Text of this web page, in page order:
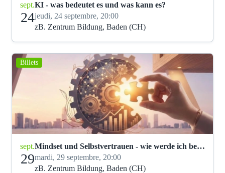
sept.
24
KI - was bedeutet es und was kann es?
jeudi, 24 septembre, 20:00
zB. Zentrum Bildung, Baden (CH)
Billets
sept.
29
Mindset und Selbstvertrauen - wie werde ich besser?
mardi, 29 septembre, 20:00
zB. Zentrum Bildung, Baden (CH)